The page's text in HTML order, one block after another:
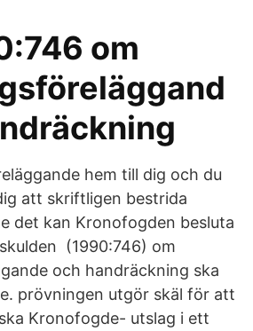
om
hem till dig och du
att skriftligen bestrida
det kan Kronofogden besluta
(1990:746) om
och handräckning ska
prövningen utgör skäl för att
Kronofogde- utslag i ett